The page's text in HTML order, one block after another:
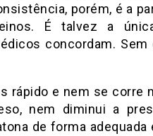
porém, é a
É talvez a
concordam. Sem
rápido e nem se corre
nem diminui a
de forma